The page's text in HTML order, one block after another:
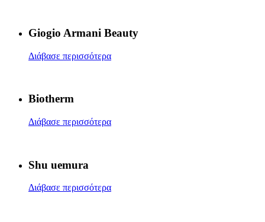
Giogio Armani Beauty
Διάβασε περισσότερα
Biotherm
Διάβασε περισσότερα
Shu uemura
Διάβασε περισσότερα